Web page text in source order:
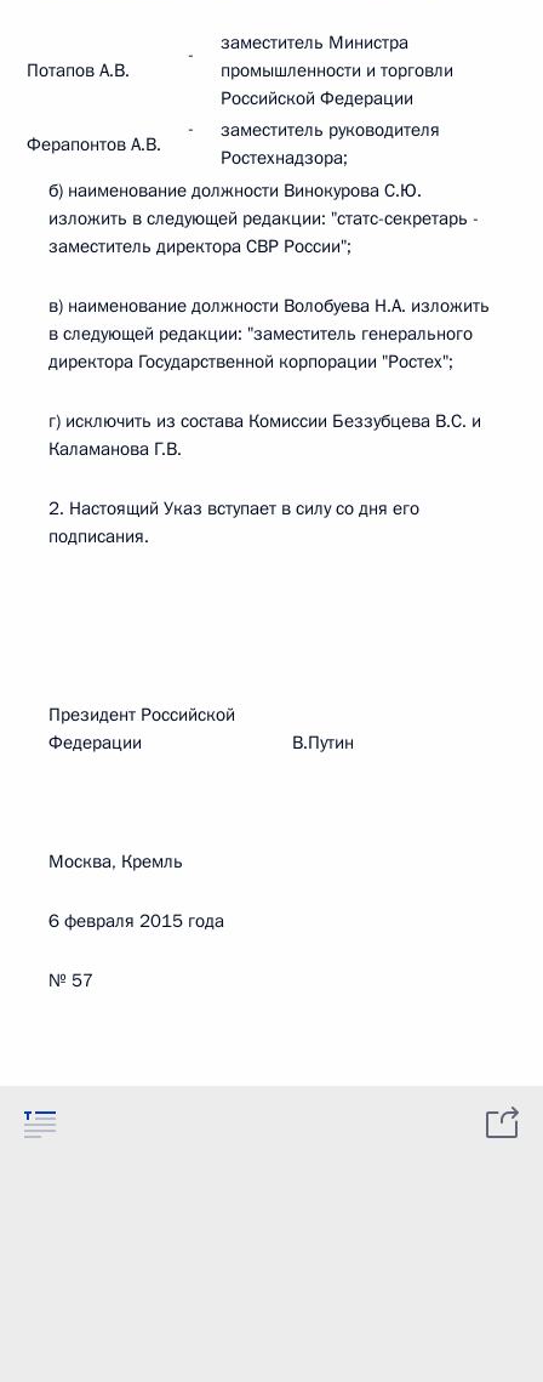
Потапов А.В.
-
заместитель Министра
промышленности и торговли
Российской Федерации
Ферапонтов А.В.
-
заместитель руководителя
Ростехнадзора;
б) наименование должности Винокурова С.Ю.
изложить в следующей редакции: "статс-секретарь -
заместитель директора СВР России";
в) наименование должности Волобуева Н.А. изложить
в следующей редакции: "заместитель генерального
директора Государственной корпорации "Ростех";
г) исключить из состава Комиссии Беззубцева В.С. и
Каламанова Г.В.
2. Настоящий Указ вступает в силу со дня его
подписания.
Президент Российской
Федерации В.Путин
Москва, Кремль
6 февраля 2015 года
№ 57